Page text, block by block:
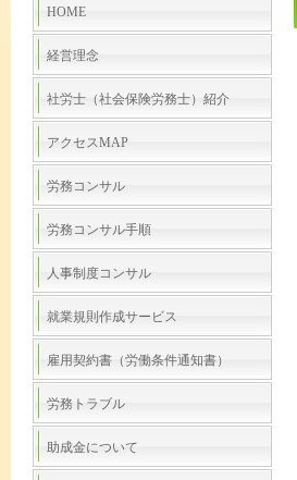
HOME
経営理念
社労士（社会保険労務士）紹介
アクセスMAP
労務コンサル
労務コンサル手順
人事制度コンサル
就業規則作成サービス
雇用契約書（労働条件通知書）
労務トラブル
助成金について